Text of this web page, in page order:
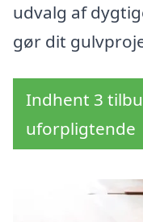
udvalg af
gør dit
Indhent 3
uforpligtende